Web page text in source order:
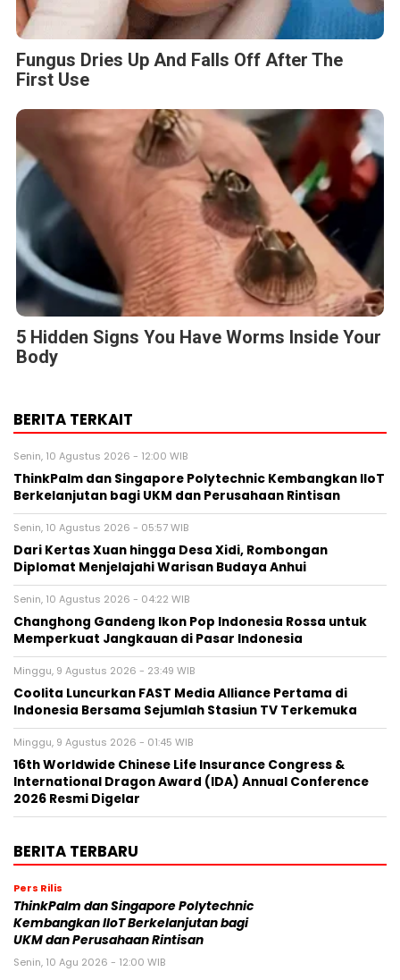
Fungus Dries Up And Falls Off After The
First Use
5 Hidden Signs You Have Worms Inside Your
Body
BERITA TERKAIT
Senin, 10 Agustus 2026 - 12:00 WIB
ThinkPalm dan Singapore Polytechnic Kembangkan IIoT
Berkelanjutan bagi UKM dan Perusahaan Rintisan
Senin, 10 Agustus 2026 - 05:57 WIB
Dari Kertas Xuan hingga Desa Xidi, Rombongan
Diplomat Menjelajahi Warisan Budaya Anhui
Senin, 10 Agustus 2026 - 04:22 WIB
Changhong Gandeng Ikon Pop Indonesia Rossa untuk
Memperkuat Jangkauan di Pasar Indonesia
Minggu, 9 Agustus 2026 - 23:49 WIB
Coolita Luncurkan FAST Media Alliance Pertama di
Indonesia Bersama Sejumlah Stasiun TV Terkemuka
Minggu, 9 Agustus 2026 - 01:45 WIB
16th Worldwide Chinese Life Insurance Congress &
International Dragon Award (IDA) Annual Conference
2026 Resmi Digelar
BERITA TERBARU
Pers Rilis
ThinkPalm dan Singapore Polytechnic
Kembangkan IIoT Berkelanjutan bagi
UKM dan Perusahaan Rintisan
Senin, 10 Agu 2026 - 12:00 WIB